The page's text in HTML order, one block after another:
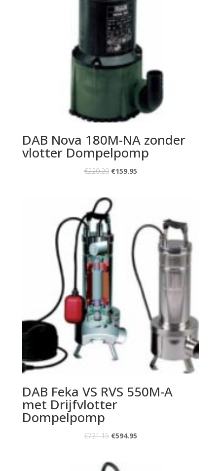
DAB Nova 180M-NA zonder
vlotter Dompelpomp
€220.20 €159.95
DAB Feka VS RVS 550M-A
met Drijfvlotter
Dompelpomp
€721.15 €594.95